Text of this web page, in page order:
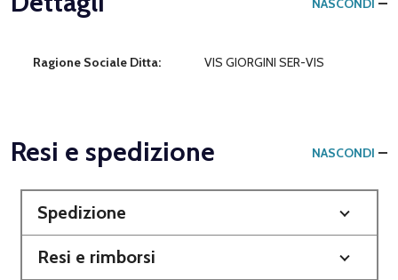
NASCONDI
Ragione Sociale Ditta: VIS GIORGINI SER-VIS
Resi e spedizione NASCONDI
Spedizione
Resi e rimborsi